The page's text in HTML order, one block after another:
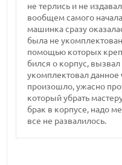
не терлись и не
вообщем самого
машинка сразу
была не
помощью которых
бился о корпус,
укомплектовал данное
произошло, ужасно
который убрать
брак в корпусе, надо
все не развалилось.